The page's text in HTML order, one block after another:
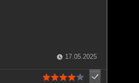
17.05.2025